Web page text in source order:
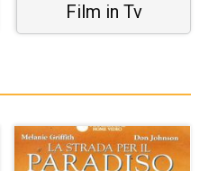
Film in Tv